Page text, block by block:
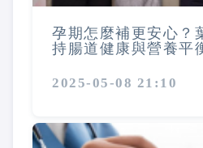
孕期怎麼補更安心？
持腸道健康與營養平
2025-05-08 21:10